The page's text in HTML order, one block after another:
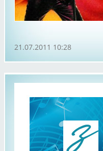
21.07.2011 10:28